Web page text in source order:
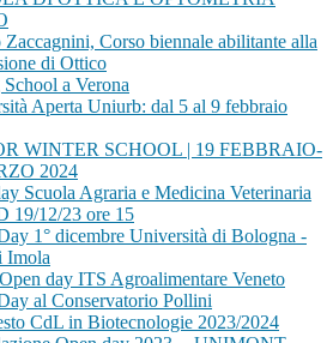
Zaccagnini, Corso biennale abilitante alla
di Ottico
a Verona
Aperta Uniurb: dal 5 al 9 febbraio
WINTER SCHOOL | 19 FEBBRAIO-
2024
Scuola Agraria e Medicina Veterinaria
19/12/23 ore 15
1° dicembre Università di Bologna -
Imola
day ITS Agroalimentare Veneto
al Conservatorio Pollini
CdL in Biotecnologie 2023/2024